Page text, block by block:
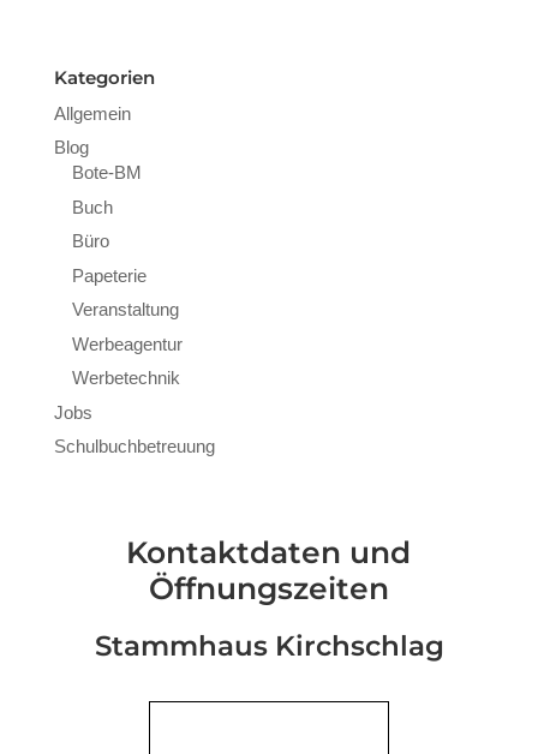
Kategorien
Allgemein
Blog
Bote-BM
Buch
Büro
Papeterie
Veranstaltung
Werbeagentur
Werbetechnik
Jobs
Schulbuchbetreuung
Kontaktdaten und
Öffnungszeiten
Stammhaus Kirchschlag